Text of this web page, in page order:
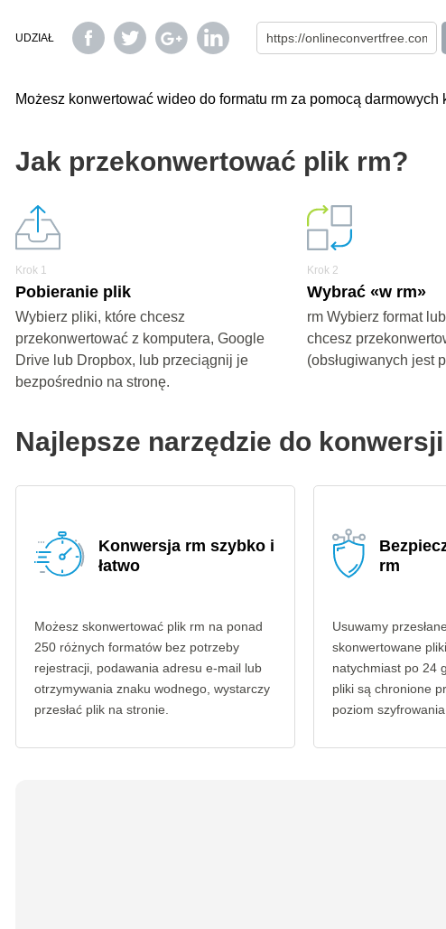
UDZIAŁ
Możesz konwertować wideo do formatu rm za pomocą darmowych
Jak przekonwertować plik rm?
Krok 1
Pobieranie plik
Wybierz pliki, które chcesz
przekonwertować z komputera, Google
Drive lub Dropbox, lub przeciągnij je
bezpośrednio na stronę.
Krok 2
Wybrać «w rm»
rm Wybierz format
chcesz
(obsługiwanych jest
Najlepsze narzędzie do
Konwersja rm szybko i
łatwo
Możesz skonwertować plik rm na ponad
250 różnych formatów bez potrzeby
rejestracji, podawania adresu e-mail lub
otrzymywania znaku wodnego, wystarczy
przesłać plik na stronie.
rm
Usuwamy
skonwertowane
natychmiast po 24
pliki są chronione
poziom szyfrowania